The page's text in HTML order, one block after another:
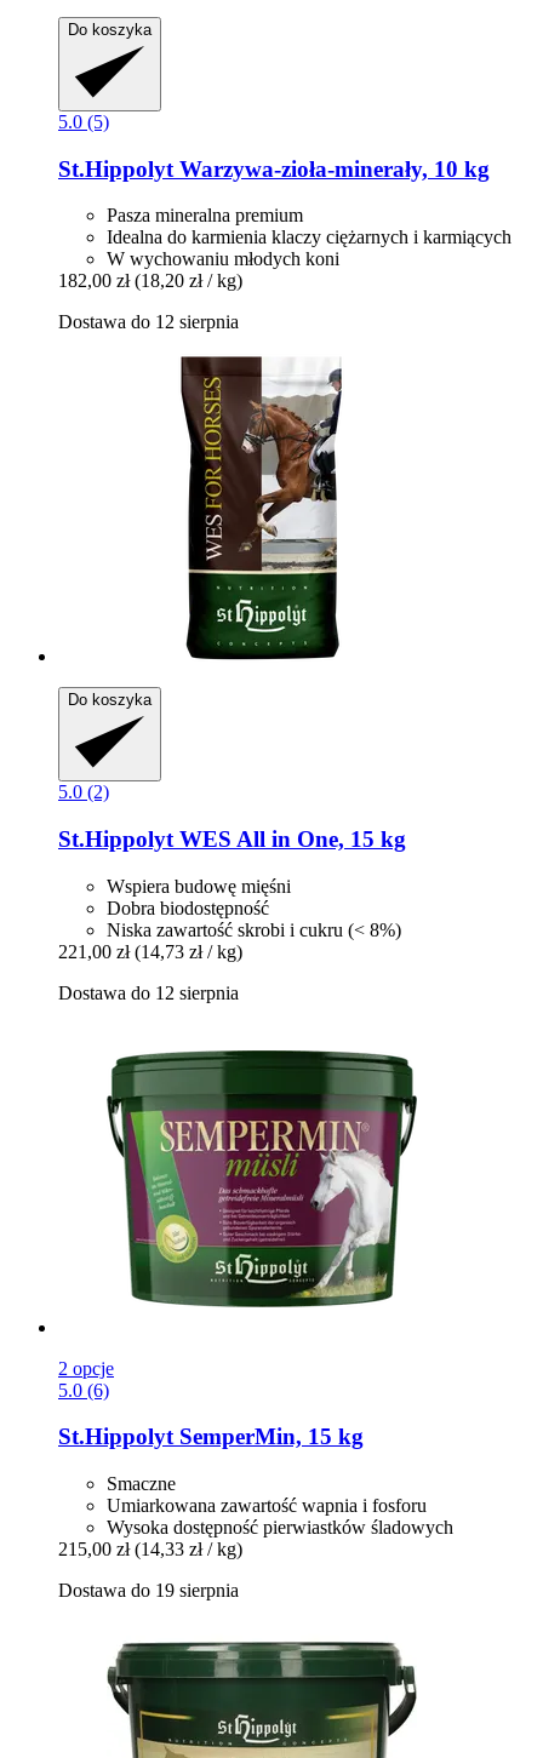
Do koszyka
5.0 (5)
St.Hippolyt Warzywa-​zioła-​minerały, 10 kg
Pasza mineralna premium
Idealna do karmienia klaczy ciężarnych i karmiących
W wychowaniu młodych koni
182,00 zł (18,20 zł / kg)
Dostawa do 12 sierpnia
Do koszyka
5.0 (2)
St.Hippolyt WES All in One, 15 kg
Wspiera budowę mięśni
Dobra biodostępność
Niska zawartość skrobi i cukru (< 8%)
221,00 zł (14,73 zł / kg)
Dostawa do 12 sierpnia
2 opcje
5.0 (6)
St.HippolytSemperMin, 15 kg
Smaczne
Umiarkowana zawartość wapnia i fosforu
Wysoka dostępność pierwiastków śladowych
215,00 zł (14,33 zł / kg)
Dostawa do 19 sierpnia